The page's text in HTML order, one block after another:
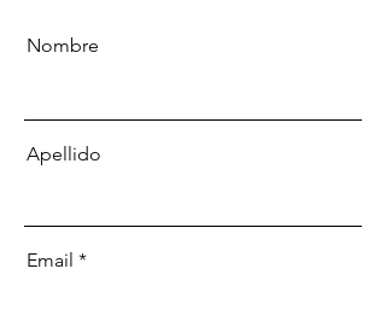
Nombre
Apellido
Email